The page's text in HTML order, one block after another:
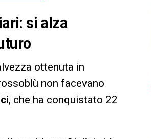
si alza
ottenuta in
non facevano
, che ha conquistato 22